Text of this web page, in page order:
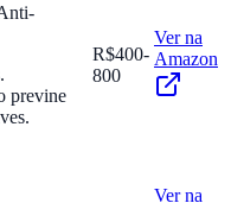
previne
R$400-
800
Ver na
Amazon
Ver na